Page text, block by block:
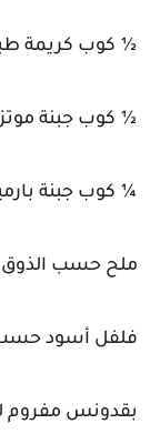
½ كوب كريمة
½ كوب جبنة
¼ كوب جبنة
ملح حسب الذوق
فلفل أسود
بقدونس مفروم